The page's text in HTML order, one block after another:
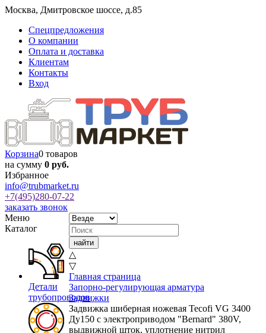
Москва, Дмитровское шоссе, д.85
Спецпредложения
О компании
Оплата и доставка
Клиентам
Контакты
Вход
Корзина0 товаров
на сумму 0 руб.
Избранное
info@trubmarket.ru
+7(495)280-07-22
заказать звонок
Меню
Каталог
Детали
трубопроводов
△
▽
Главная страница
Запорно-регулирующая арматура
Задвижки
Задвижка шиберная ножевая Tecofi VG 3400
Ду150 с электроприводом "Bernard" 380V,
выдвижной шток, уплотнение нитрил